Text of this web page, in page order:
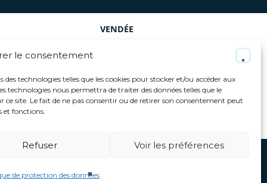
le consentement
technologies telles que les cookies pour stocker et/ou accéder aux
technologies nous permettra de traiter des données telles que le
site. Le fait de ne pas consentir ou de retirer son consentement peut
et fonctions.
Refuser Voir les préférences
de protection des données
VENDÉE
85001 La Roche-sur-Yon Cedex
02 51 62 70 70
contact-85@btpcfa-pdl.com
85000 La Roche-sur-Yon
contact-85@btpcfa-pdl.com
la
TOUS DROITS RÉSERVÉS BTP CFA PAYS DE LA
LOIRE